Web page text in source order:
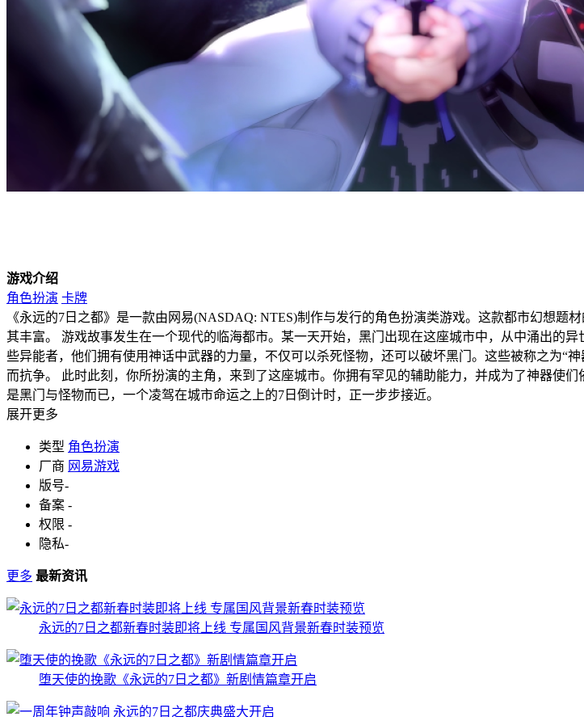
游戏介绍
角色扮演 卡牌
《永远的7日之都》是一款由网易(NASDAQ: NTES)制作与发行的角色扮演类游戏。这款都市幻想
其丰富。 游戏故事发生在一个现代的临海都市。某一天开始，黑门出现在这座城市中，从中涌出的
些异能者，他们拥有使用神话中武器的力量，不仅可以杀死怪物，还可以破坏黑门。这些被称之为“
而抗争。 此时此刻，你所扮演的主角，来到了这座城市。你拥有罕见的辅助能力，并成为了神器使
是黑门与怪物而已，一个凌驾在城市命运之上的7日倒计时，正一步步接近。
展开更多
类型 角色扮演
厂商 网易游戏
版号-
备案 -
权限 -
隐私-
更多 最新资讯
永远的7日之都新春时装即将上线 专属国风背景新春时装预览
堕天使的挽歌《永远的7日之都》新剧情篇章开启